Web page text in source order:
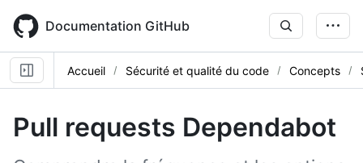
main
content
Documentation GitHub
Accueil Sécurité et qualité du code Concepts
Pull requests Dependabot